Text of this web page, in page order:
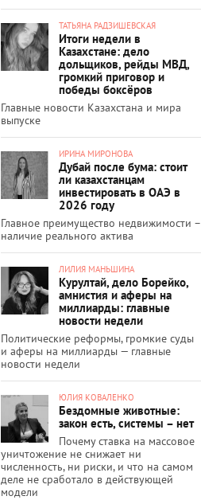
ТАТЬЯНА РАДЗИШЕВСКАЯ
Итоги недели в
Казахстане: дело
дольщиков, рейды МВД,
громкий приговор и
победы боксёров
Главные новости Казахстана и мира
выпуске
ИРИНА МИРОНОВА
Дубай после бума: стоит
ли казахстанцам
инвестировать в ОАЭ в
2026 году
Главное преимущество недвижимости –
наличие реального актива
ЛИЛИЯ МАНЬШИНА
Курултай, дело Борейко,
амнистия и аферы на
миллиарды: главные
новости недели
Политические реформы, громкие суды
и аферы на миллиарды — главные
новости недели
ЮЛИЯ КОВАЛЕНКО
Бездомные животные:
закон есть, системы – нет
Почему ставка на массовое
уничтожение не снижает ни
численность, ни риски, и что на самом
деле не сработало в действующей
модели